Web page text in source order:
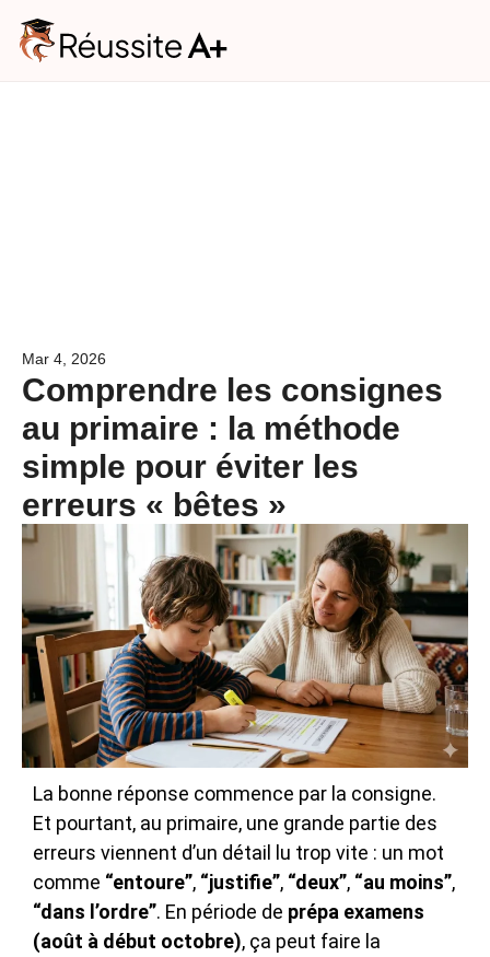
Mar 4, 2026
Comprendre les consignes
au primaire : la méthode
simple pour éviter les
erreurs « bêtes »
La bonne réponse commence par la consigne.
Et pourtant, au primaire, une grande partie des
erreurs viennent d’un détail lu trop vite : un mot
comme “entoure”, “justifie”, “deux”, “au moins”,
“dans l’ordre”. En période de prépa examens
(août à début octobre), ça peut faire la
Phone
Matière(s)*
Français
Mathématiques
Les deux